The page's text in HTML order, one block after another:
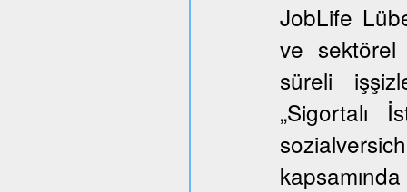
JobLife
ve
süreli
„Sigortalı